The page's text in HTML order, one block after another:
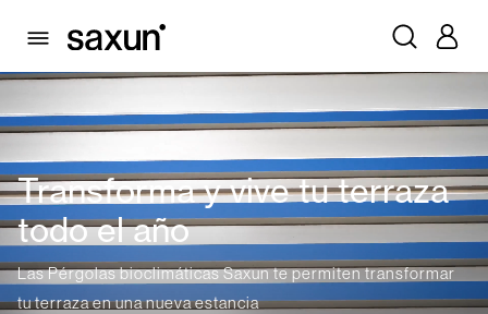
Transforma y vive tu terraza
todo el año
Las Pérgolas bioclimáticas Saxun te permiten transformar
tu terraza en una nueva estancia